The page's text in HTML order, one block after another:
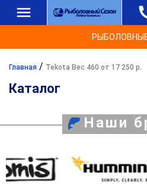
Главная / Tekota Вес 460 от 17 250 р.
Каталог
Наши